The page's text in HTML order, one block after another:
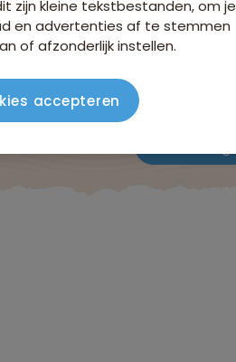
zijn kleine tekstbestanden, om je
en advertenties af te stemmen
of afzonderlijk instellen.
accepteren